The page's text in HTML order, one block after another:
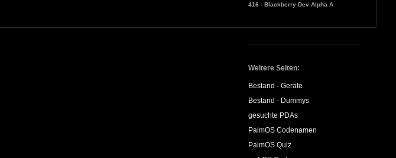
416 - Blackberry Dev Alpha A
Weitere Seiten:
Bestand - Geräte
Bestand - Dummys
gesuchte PDAs
PalmOS Codenamen
PalmOS Quiz